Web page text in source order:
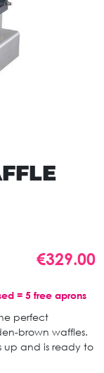
€329.00
= 5 free aprons
perfect
brown waffles.
up and is ready to